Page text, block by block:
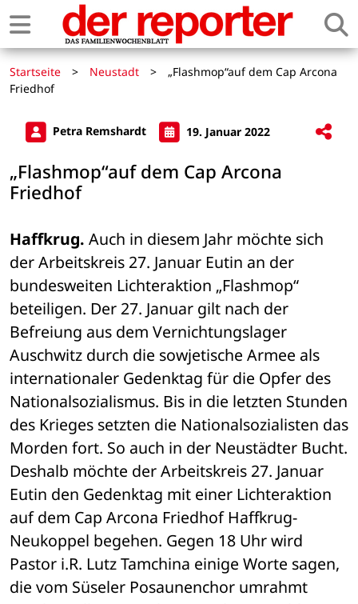
Startseite > Neustadt >
„Flashmop“auf dem Cap Arcona
Friedhof
Petra Remshardt 19. Januar 2022
„Flashmop“auf dem Cap Arcona
Friedhof
Haffkrug. Auch in diesem Jahr möchte sich
der Arbeitskreis 27. Januar Eutin an der
bundesweiten Lichteraktion „Flashmop“
beteiligen. Der 27. Januar gilt nach der
Befreiung aus dem Vernichtungslager
Auschwitz durch die sowjetische Armee als
internationaler Gedenktag für die Opfer des
Nationalsozialismus. Bis in die letzten Stunden
des Krieges setzten die Nationalsozialisten das
Morden fort. So auch in der Neustädter Bucht.
Deshalb möchte der Arbeitskreis 27. Januar
Eutin den Gedenktag mit einer Lichteraktion
auf dem Cap Arcona Friedhof Haffkrug-
Neukoppel begehen. Gegen 18 Uhr wird
Pastor i.R. Lutz Tamchina einige Worte sagen,
die vom Süseler Posaunenchor umrahmt